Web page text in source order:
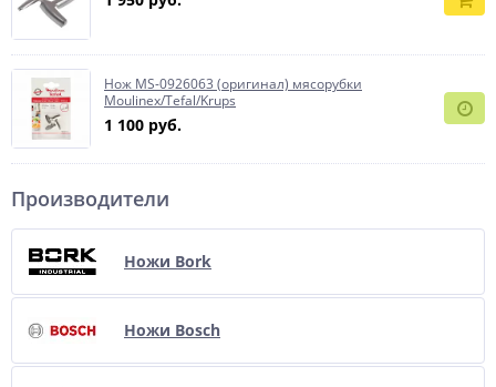
Нож MS-0926063 (оригинал) мясорубки
Moulinex/Tefal/Krups
1 100 руб.
Производители
Ножи Bork
Ножи Bosch